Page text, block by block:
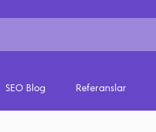
SEO Blog Referanslar